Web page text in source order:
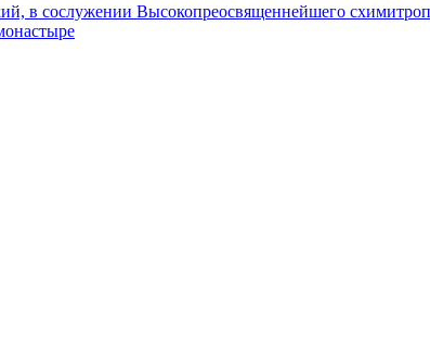
в сослужении Высокопреосвященнейшего